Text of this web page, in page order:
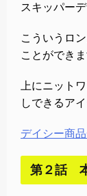
スキッパー
こういうロ
ことができ
上にニット
しできるアイ
デイシー商
第２話